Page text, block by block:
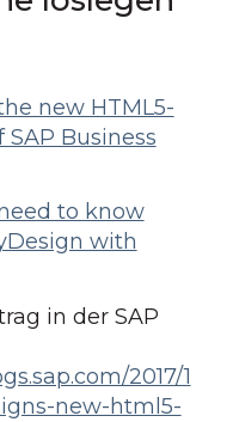
new HTML5-
Business
to know
with
in der SAP
2017/1
new-html5-